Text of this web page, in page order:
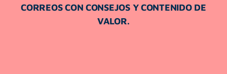
CORREOS CON CONSEJOS Y CONTENIDO DE
VALOR.